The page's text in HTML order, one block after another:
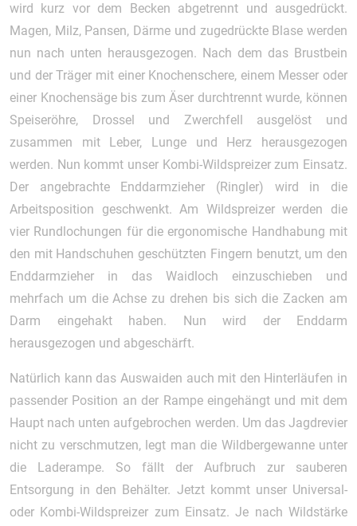
wird kurz vor dem Becken abgetrennt und ausgedrückt.
Magen, Milz, Pansen, Därme und zugedrückte Blase werden
nun nach unten herausgezogen. Nach dem das Brustbein
und der Träger mit einer Knochenschere, einem Messer oder
einer Knochensäge bis zum Äser durchtrennt wurde, können
Speiseröhre, Drossel und Zwerchfell ausgelöst und
zusammen mit Leber, Lunge und Herz herausgezogen
werden. Nun kommt unser Kombi-Wildspreizer zum Einsatz.
Der angebrachte Enddarmzieher (Ringler) wird in die
Arbeitsposition geschwenkt. Am Wildspreizer werden die
vier Rundlochungen für die ergonomische Handhabung mit
den mit Handschuhen geschützten Fingern benutzt, um den
Enddarmzieher in das Waidloch einzuschieben und
mehrfach um die Achse zu drehen bis sich die Zacken am
Darm eingehakt haben. Nun wird der Enddarm
herausgezogen und abgeschärft.
Natürlich kann das Auswaiden auch mit den Hinterläufen in
passender Position an der Rampe eingehängt und mit dem
Haupt nach unten aufgebrochen werden. Um das Jagdrevier
nicht zu verschmutzen, legt man die Wildbergewanne unter
die Laderampe. So fällt der Aufbruch zur sauberen
Entsorgung in den Behälter. Jetzt kommt unser Universal-
oder Kombi-Wildspreizer zum Einsatz. Je nach Wildstärke